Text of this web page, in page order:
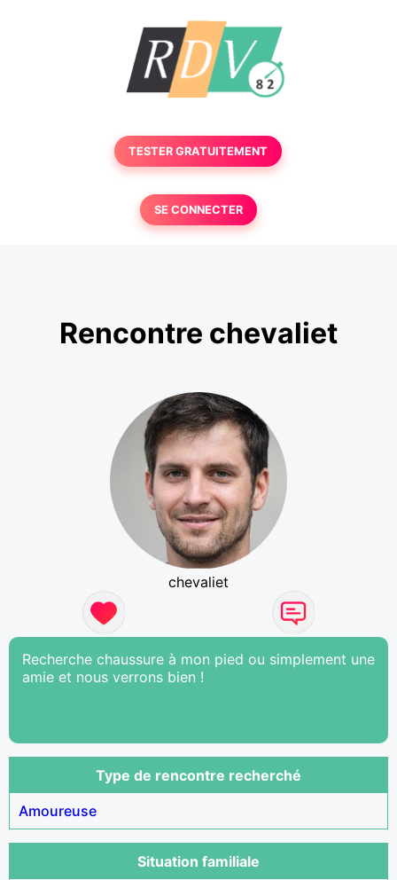
TESTER GRATUITEMENT
SE CONNECTER
Rencontre chevaliet
chevaliet
Recherche chaussure à mon pied ou simplement une
amie et nous verrons bien !
Type de rencontre recherché
Amoureuse
Situation familiale